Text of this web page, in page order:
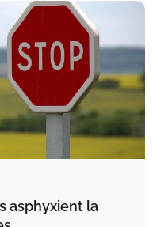
asphyxient la